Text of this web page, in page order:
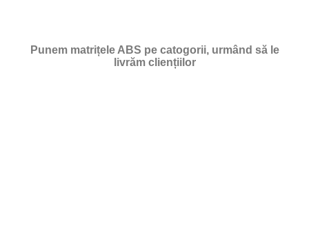
Punem matrițele ABS pe catogorii, urmând să le
livrăm cliențiilor